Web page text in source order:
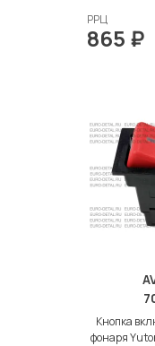
РРЦ
865 ₽
Кнопка
фонаря